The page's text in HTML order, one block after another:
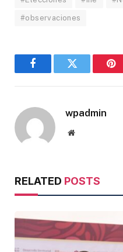
#observaciones
FacebookTwitter
wpadmin
Website
RELATED POSTS